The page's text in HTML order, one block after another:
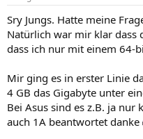
Sry Jungs. Hatte meine
Natürlich war mir klar dass
dass ich nur mit einem 64-
Mir ging es in erster Linie
4 GB das Gigabyte unter
Bei Asus sind es z.B. ja nur
auch 1A beantwortet danke